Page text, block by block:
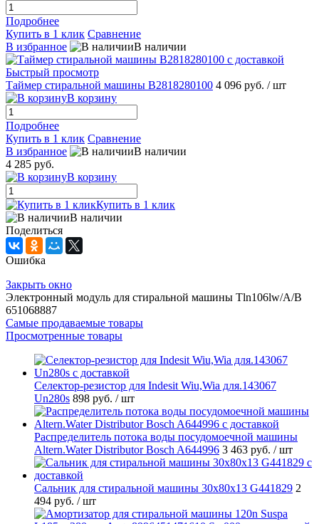
Подробнее
Купить в 1 клик Сравнение
В избранное
В наличии
Быстрый просмотр
Таймер стиральной машины B2818280100 4 096 руб. / шт
В корзину
Подробнее
Купить в 1 клик Сравнение
В избранное
В наличии
4 285 руб.
В корзину
Купить в 1 клик
В наличии
Поделиться
Ошибка
Закрыть окно
Электронный модуль для стиральной машины Tln106lw/A/B
651068887
Самые продаваемые товары
Просмотренные товары
Селектор-резистор для Indesit Wiu,Wia для.143067
Un280s 898 руб. / шт
Распределитель потока воды посудомоечной машины
Altern.Water Distributor Bosch A644996 3 463 руб. / шт
Cальник для стиральной машины 30x80x13 G441829 2
494 руб. / шт